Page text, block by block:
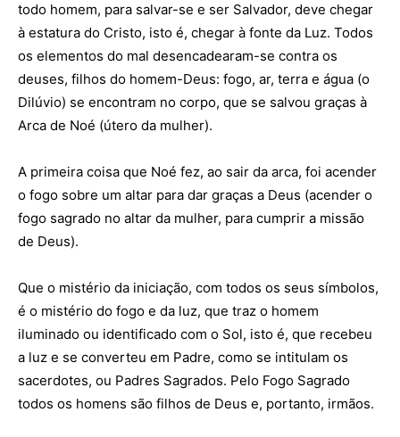
todo homem, para salvar-se e ser Salvador, deve chegar
à estatura do Cristo, isto é, chegar à fonte da Luz. Todos
os elementos do mal desencadearam-se contra os
deuses, filhos do homem-Deus: fogo, ar, terra e água (o
Dilúvio) se encontram no corpo, que se salvou graças à
Arca de Noé (útero da mulher).
A primeira coisa que Noé fez, ao sair da arca, foi acender
o fogo sobre um altar para dar graças a Deus (acender o
fogo sagrado no altar da mulher, para cumprir a missão
de Deus).
Que o mistério da iniciação, com todos os seus símbolos,
é o mistério do fogo e da luz, que traz o homem
iluminado ou identificado com o Sol, isto é, que recebeu
a luz e se converteu em Padre, como se intitulam os
sacerdotes, ou Padres Sagrados. Pelo Fogo Sagrado
todos os homens são filhos de Deus e, portanto, irmãos.